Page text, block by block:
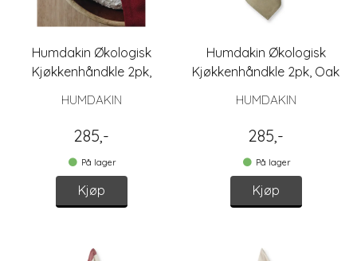
Humdakin Økologisk
Kjøkkenhåndkle 2pk,
HUMDAKIN
285,-
På lager
Kjøp
Humdakin Økologisk
Kjøkkenhåndkle 2pk, Oak
HUMDAKIN
285,-
På lager
Kjøp